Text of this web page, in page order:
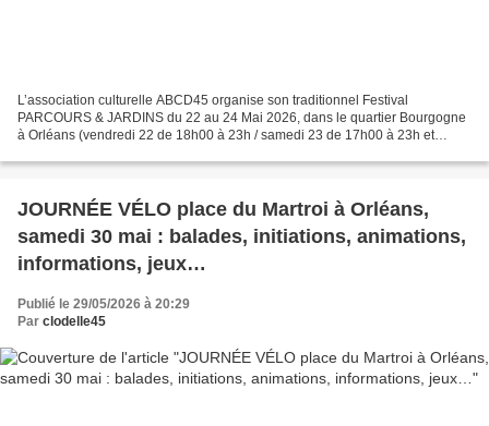
L’association culturelle ABCD45 organise son traditionnel Festival
PARCOURS & JARDINS du 22 au 24 Mai 2026, dans le quartier Bourgogne
à Orléans (vendredi 22 de 18h00 à 23h / samedi 23 de 17h00 à 23h et
JOURNÉE VÉLO place du Martroi à Orléans,
samedi 30 mai : balades, initiations, animations,
informations, jeux…
Publié le 29/05/2026 à 20:29
Par clodelle45